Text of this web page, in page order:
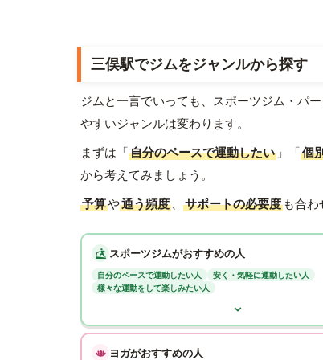
三俣駅でジムをジャンルから探す
ジムと一言でいっても、スポーツジム・パ
やすいジャンルは変わります。
まずは「自分のペースで運動したい 」「個
から考えてみましょう。
予算や通う頻度 、 サポートの必要度 も合
スポーツジムがおすすめの人
自分のペースで運動したい人
安く・気軽に運動したい人
様々な運動をして楽しみたい人
ヨガがおすすめの人